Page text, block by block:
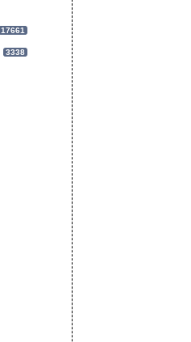
17661
3338